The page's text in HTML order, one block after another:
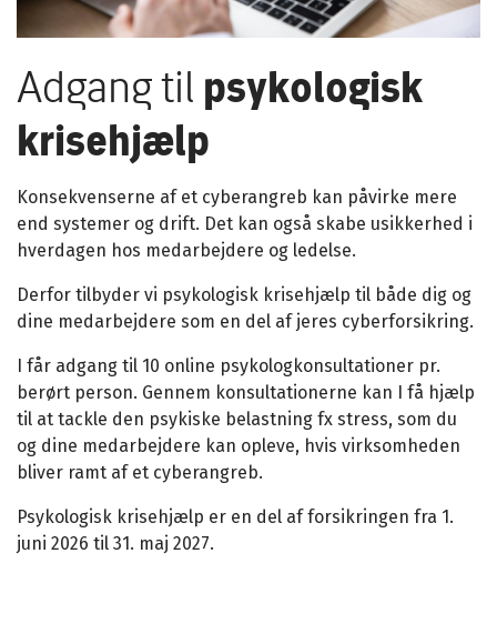
Adgang til psykologisk
krisehjælp
Konsekvenserne af et cyberangreb kan påvirke mere
end systemer og drift. Det kan også skabe usikkerhed i
hverdagen hos medarbejdere og ledelse.
Derfor tilbyder vi psykologisk krisehjælp til både dig og
dine medarbejdere som en del af jeres cyberforsikring.
I får adgang til 10 online psykologkonsultationer pr.
berørt person. Gennem konsultationerne kan I få hjælp
til at tackle den psykiske belastning fx stress, som du
og dine medarbejdere kan opleve, hvis virksomheden
bliver ramt af et cyberangreb.
Psykologisk krisehjælp er en del af forsikringen fra 1.
juni 2026 til 31. maj 2027.